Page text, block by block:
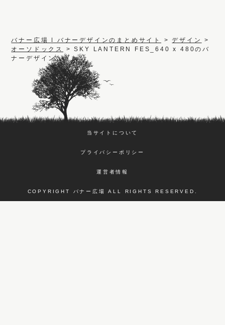
バナー広場 | バナーデザインのまとめサイト >デザイン
>
オーソドックス
>SKY LANTERN FES_640 x 480のバ
ナーデザイン
当サイトについて
プライバシーポリシー
運営者情報
COPYRIGHT バナー広場 ALL RIGHTS RESERVED.